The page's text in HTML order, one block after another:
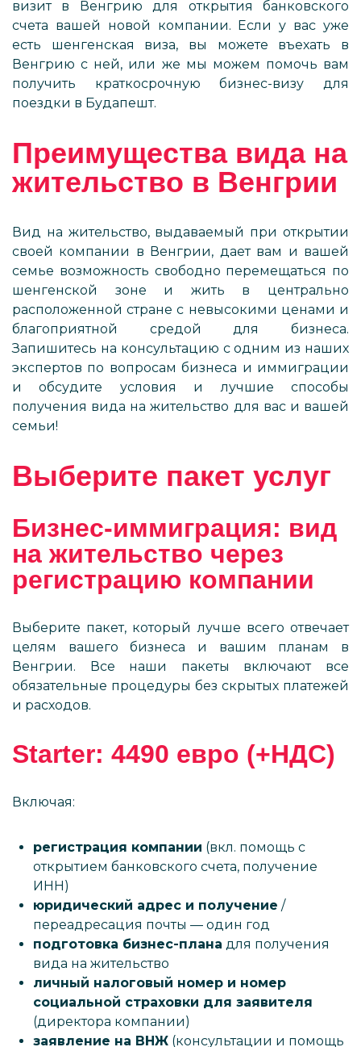
визит в Венгрию для открытия банковского
счета вашей новой компании. Если у вас уже
есть шенгенская виза, вы можете въехать в
Венгрию с ней, или же мы можем помочь вам
получить краткосрочную бизнес-визу для
поездки в Будапешт.
Преимущества вида на
жительство в Венгрии
Вид на жительство, выдаваемый при открытии
своей компании в Венгрии, дает вам и вашей
семье возможность свободно перемещаться по
шенгенской зоне и жить в центрально
расположенной стране с невысокими ценами и
благоприятной средой для бизнеса.
Запишитесь на консультацию с одним из наших
экспертов по вопросам бизнеса и иммиграции
и обсудите условия и лучшие способы
получения вида на жительство для вас и вашей
семьи!
Выберите пакет услуг
Бизнес-иммиграция: вид
на жительство через
регистрацию компании
Выберите пакет, который лучше всего отвечает
целям вашего бизнеса и вашим планам в
Венгрии. Все наши пакеты включают все
обязательные процедуры без скрытых платежей
и расходов.
Starter: 4490 евро (+НДС)
Включая:
регистрация компании (вкл. помощь с
открытием банковского счета, получение
ИНН)
юридический адрес и получение /
переадресация почты — один год
подготовка бизнес-плана для получения
вида на жительство
личный налоговый номер и номер
социальной страховки для заявителя
(директора компании)
заявление на ВНЖ (консультации и помощь